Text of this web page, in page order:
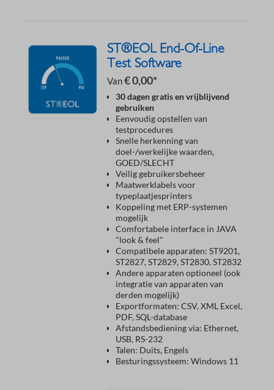
ST®EOL End-Of-Line
Test Software
Van€ 0,00*
30 dagen gratis en vrijblijvend
gebruiken
Eenvoudig opstellen van
testprocedures
Snelle herkenning van
doel-/werkelijke waarden,
GOED/SLECHT
Veilig gebruikersbeheer
Maatwerklabels voor
typeplaatjesprinters
Koppeling met ERP-systemen
mogelijk
Comfortabele interface in JAVA
"look & feel"
Compatibele apparaten: ST9201,
ST2827, ST2829, ST2830, ST2832
Andere apparaten optioneel (ook
integratie van apparaten van
derden mogelijk)
Exportformaten: CSV, XML Excel,
PDF, SQL-database
Afstandsbediening via: Ethernet,
USB, RS-232
Talen: Duits, Engels
Besturingssysteem: Windows 11